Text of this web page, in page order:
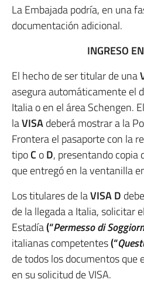
La Embajada podría, en una
documentación adicional.
INGRESO
El hecho de ser titular de una
asegura automáticamente el
Italia o en el área Schengen.
laVISAdeberá mostrar a la
Frontera el pasaporte con la
tipoC oD, presentando copia
que entregó en la ventanilla
Los titulares de laVISA D
de la llegada a Italia, solicitar
Estadía(“Permesso di
italianas competentes(“
de todos los documentos
en su solicitud de VISA.